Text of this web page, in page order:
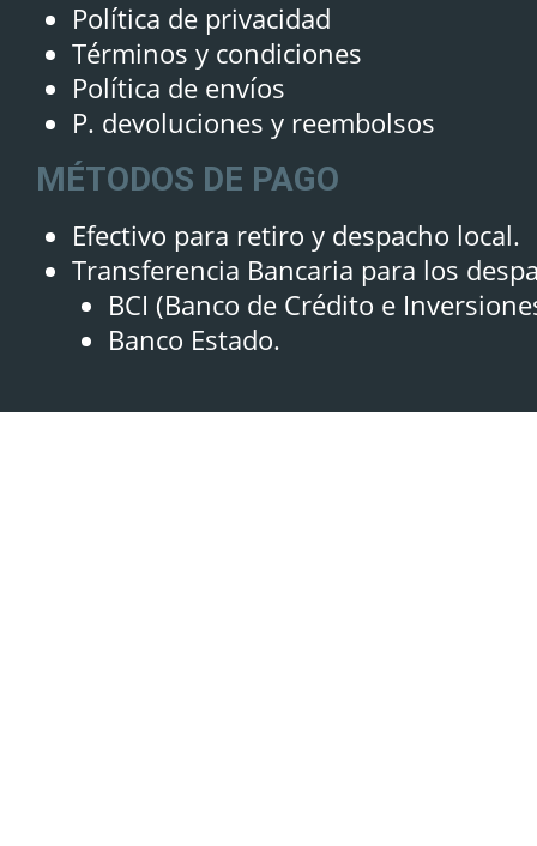
Política de privacidad
Términos y condiciones
Política de envíos
P. devoluciones y reembolsos
MÉTODOS DE PAGO
Efectivo para retiro y despacho local.
Transferencia Bancaria para los
BCI (Banco de Crédito e
Banco Estado.